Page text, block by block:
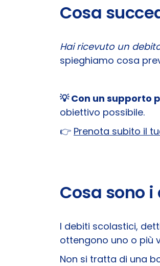
Cosa
Hai ricevuto un
spieghiamo cosa
💡 Con un supporto
obiettivo possibile.
👉 Prenota subito il
Cosa sono
I debiti scolastici,
ottengono uno o più
Non si tratta di una